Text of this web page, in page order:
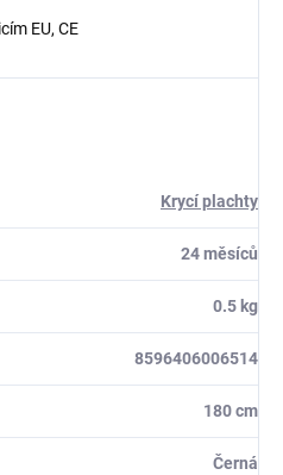
EU, CE
Krycí plachty
24 měsíců
0.5 kg
8596406006514
180 cm
Černá